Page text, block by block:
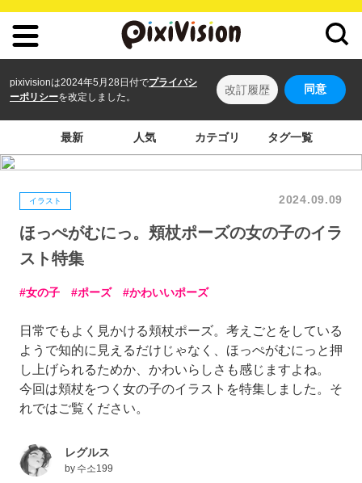
pixivisionは2024年5月28日付でプライバシ
ーポリシーを改定しました。
改訂履歴 同意
最新 人気 カテゴリ タグ一覧
イラスト 2024.09.09
ほっぺがむにっ。頬杖ポーズの女の子のイラ
スト特集
女の子 ポーズ かわいいポーズ
日常でもよく見かける頬杖ポーズ。考えごとをしている
ようで知的に見えるだけじゃなく、ほっぺがむにっと押
し上げられるためか、かわいらしさも感じますよね。
今回は頬杖をつく女の子のイラストを特集しました。そ
れではご覧ください。
レグルス
by 수소199